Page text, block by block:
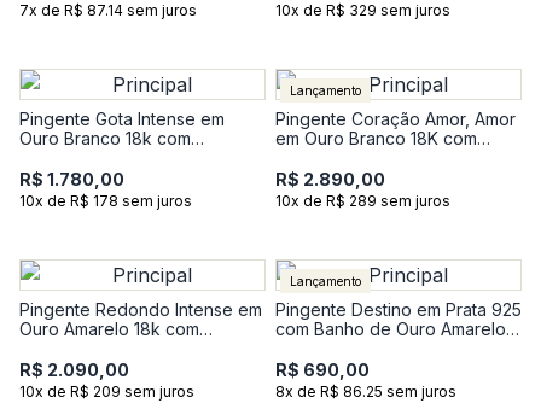
7x de R$ 87.14 sem juros 10x de R$ 329 sem juros
Pingente Gota Intense em
Ouro Branco 18k com
R$ 1.780,00
10x de R$ 178 sem juros
Lançamento
Pingente Coração Amor, Amor
em Ouro Branco 18K com
Diamantes
R$ 2.890,00
10x de R$ 289 sem juros
Pingente Redondo Intense em
Ouro Amarelo 18k com
Diamante
R$ 2.090,00
10x de R$ 209 sem juros
Lançamento
Pingente Destino em Prata 925
com Banho de Ouro Amarelo
R$ 690,00
8x de R$ 86.25 sem juros